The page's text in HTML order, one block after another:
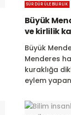
SÜRDÜRÜLEBILIRLIK
Büyük
ve kirlilik
Büyük
Menderes
kuraklığa
eylem